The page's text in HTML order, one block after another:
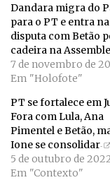
Dandara migra do
para o PT e entra na
disputa com Betão
cadeira na
7 de novembro de
Em "Holofote"
PT se fortalece em
Fora com Lula, Ana
Pimentel e Betão,
Ione se consolidar
5 de outubro de
Em "Contexto"